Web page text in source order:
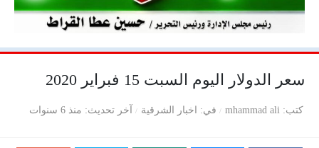
سعر الدولار اليوم السبت 15 فبراير 2020
كتب mhammad ali في اخبار الشرقية آخر تحديث منذ 6 سنوات